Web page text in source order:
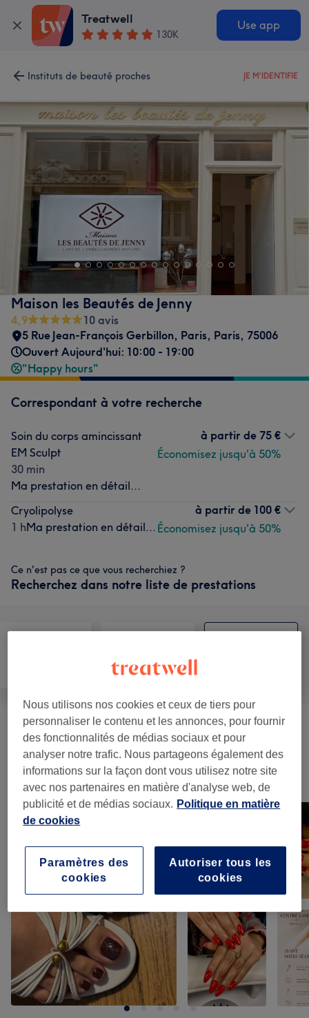
Treatwell
130K
Use app
Instituts de beauté proches JE M'IDENTIFIE
Maison les Beautés de Jenny
4,9
10 avis
5 Rue Jean-François Gerbillon, Paris, Paris, 75006
Ouvert Aujourd'hui: 10:00 - 19:00
"Happy hours"
Correspondant à votre recherche
Soin du corps amincissant
EM Sculpt
30 min
Ma prestation en détail...
à partir de 75 €
Économisez jusqu'à 50%
Cryolipolyse
1 hMa prestation en détail...
à partir de 100 €
Économisez jusqu'à 50%
Ce n'est pas ce que vous recherchiez ?
Recherchez dans notre liste de prestations
Visage
Perte De Poids Et Anti-cellulite (2) à partir de 75 €
Notre travail
Appuyez sur l'image pour voir plus de détails
Nous utilisons nos cookies et ceux de tiers pour
personnaliser le contenu et les annonces, pour fournir
des fonctionnalités de médias sociaux et pour
analyser notre trafic. Nous partageons également des
informations sur la façon dont vous utilisez notre site
avec nos partenaires en matière d'analyse web, de
publicité et de médias sociaux. Politique en matière
de cookies
Autoriser tous les
cookies
Paramètres des
cookies